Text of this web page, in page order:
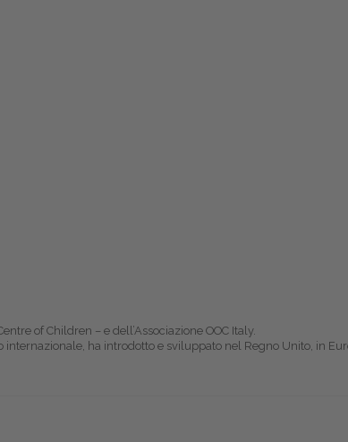
of Children – e dell’Associazione OOC Italy.
ha introdotto e sviluppato nel Regno Unito, in